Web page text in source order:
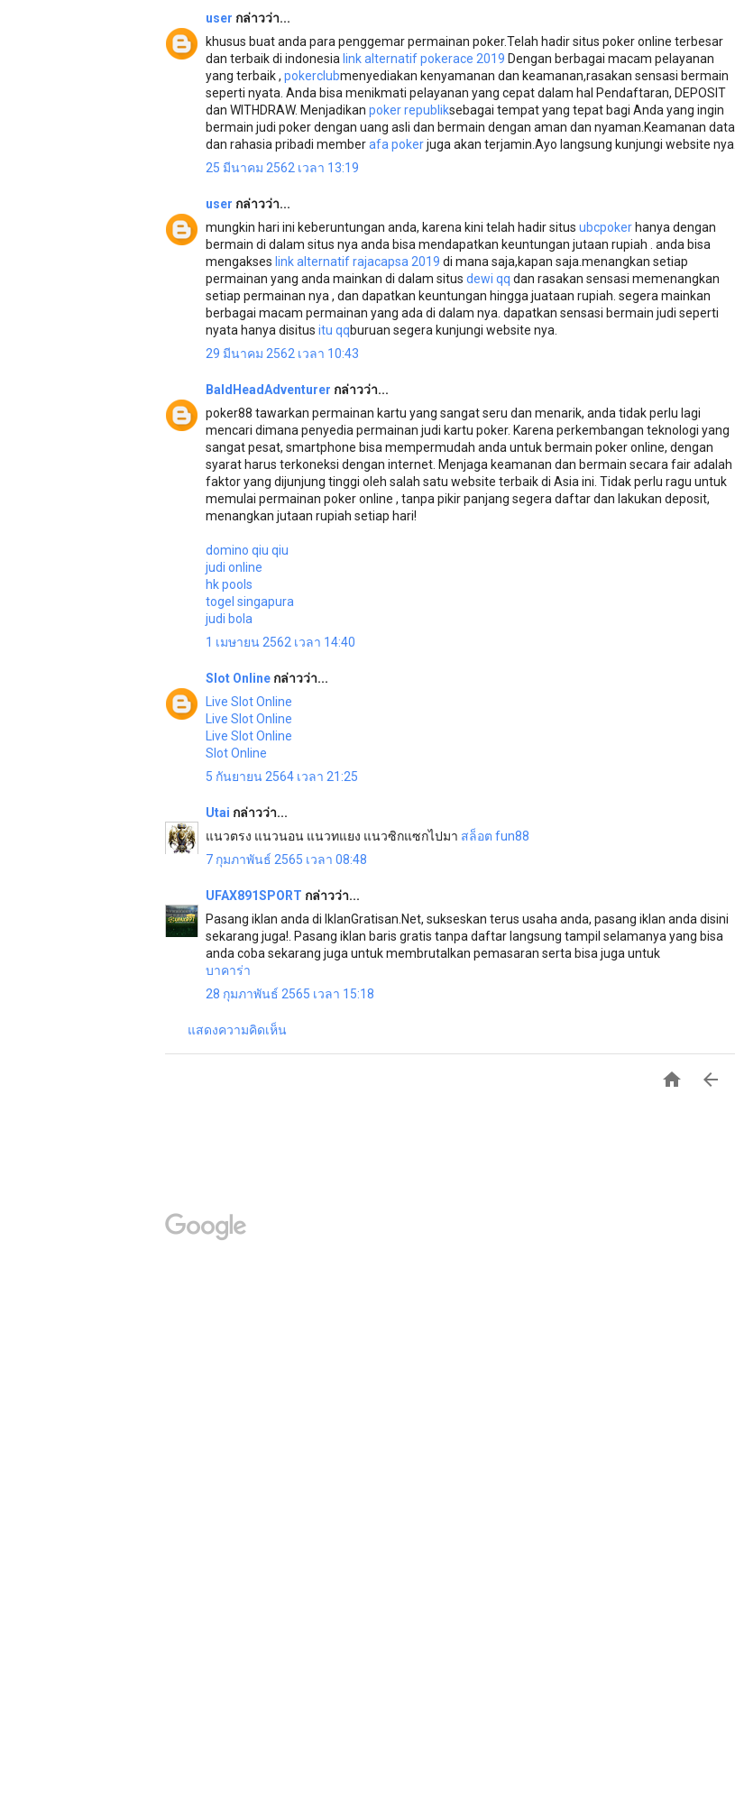
user กล่าวว่า...
khusus buat anda para penggemar permainan poker.Telah hadir situs poker online terbesar
dan terbaik di indonesia link alternatif pokerace 2019 Dengan berbagai macam pelayanan
yang terbaik , pokerclubmenyediakan kenyamanan dan keamanan,rasakan sensasi bermain
seperti nyata. Anda bisa menikmati pelayanan yang cepat dalam hal Pendaftaran, DEPOSIT
dan WITHDRAW. Menjadikan poker republiksebagai tempat yang tepat bagi Anda yang ingin
bermain judi poker dengan uang asli dan bermain dengan aman dan nyaman.Keamanan data
dan rahasia pribadi memberafa pokerjuga akan terjamin.Ayo langsung kunjungi website nya.
25 มีนาคม 2562 เวลา 13:19
user กล่าวว่า...
mungkin hari ini keberuntungan anda, karena kini telah hadir situs ubcpoker hanya dengan
bermain di dalam situs nya anda bisa mendapatkan keuntungan jutaan rupiah . anda bisa
mengakses link alternatif rajacapsa 2019 di mana saja,kapan saja.menangkan setiap
permainan yang anda mainkan di dalam situs dewi qq dan rasakan sensasi memenangkan
setiap permainan nya , dan dapatkan keuntungan hingga juataan rupiah. segera mainkan
berbagai macam permainan yang ada di dalam nya. dapatkan sensasi bermain judi seperti
nyata hanya disitus itu qqburuan segera kunjungi website nya.
29 มีนาคม 2562 เวลา 10:43
BaldHeadAdventurer กล่าวว่า...
poker88 tawarkan permainan kartu yang sangat seru dan menarik, anda tidak perlu lagi
mencari dimana penyedia permainan judi kartu poker. Karena perkembangan teknologi yang
sangat pesat, smartphone bisa mempermudah anda untuk bermain poker online, dengan
syarat harus terkoneksi dengan internet. Menjaga keamanan dan bermain secara fair adalah
faktor yang dijunjung tinggi oleh salah satu website terbaik di Asia ini. Tidak perlu ragu untuk
memulai permainan poker online , tanpa pikir panjang segera daftar dan lakukan deposit,
menangkan jutaan rupiah setiap hari!
domino qiu qiu
judi online
hk pools
togel singapura
judi bola
1 เมษายน 2562 เวลา 14:40
Slot Online กล่าวว่า...
Live Slot Online
Live Slot Online
Live Slot Online
Slot Online
5 กันยายน 2564 เวลา 21:25
Utai กล่าวว่า...
แนวตรง แนวนอน แนวทแยง แนวซิกแซกไปมา สล็อต fun88
7 กุมภาพันธ์ 2565 เวลา 08:48
UFAX891SPORT กล่าวว่า...
Pasang iklan anda di IklanGratisan.Net, sukseskan terus usaha anda, pasang iklan anda disini
sekarang juga!. Pasang iklan baris gratis tanpa daftar langsung tampil selamanya yang bisa
anda coba sekarang juga untuk membrutalkan pemasaran serta bisa juga untuk
บาคาร่า
28 กุมภาพันธ์ 2565 เวลา 15:18
แสดงความคิดเห็น
 